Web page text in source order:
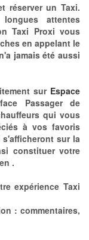
réserver un Taxi.
attentes
Taxi Proxi vous
en appelant le
jamais été aussi
sur Espace
Passager de
qui vous
à vos favoris
sur la
constituer votre
.
expérience Taxi
: commentaires,